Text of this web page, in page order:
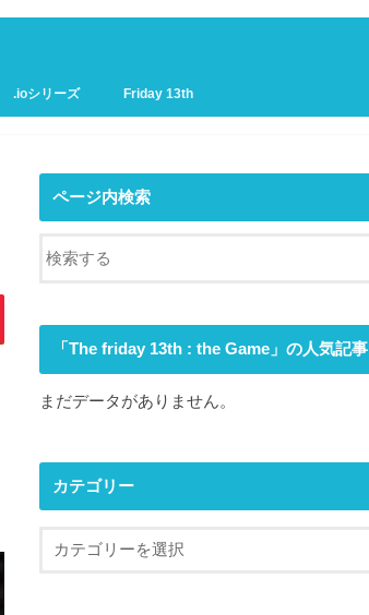
.ioシリーズ Friday 13th
ページ内検索
「The friday 13th : the Game」の人気記事
まだデータがありません。
カテゴリー